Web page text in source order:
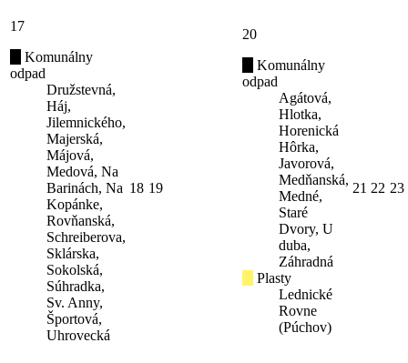
17
Komunálny
odpad
Družstevná,
Háj,
Jilemnického,
Majerská,
Májová,
Medová, Na
Barinách, Na
Kopánke,
Rovňanská,
Schreiberova,
Sklárska,
Sokolská,
Súhradka,
Sv. Anny,
Športová,
Uhrovecká
18 19
20
Komunálny
odpad
Agátová,
Hlotka,
Horenická
Hôrka,
Javorová,
Medňanská,
Medné,
Staré
Dvory, U
duba,
Záhradná
Plasty
Lednické
Rovne
(Púchov)
21 22 23